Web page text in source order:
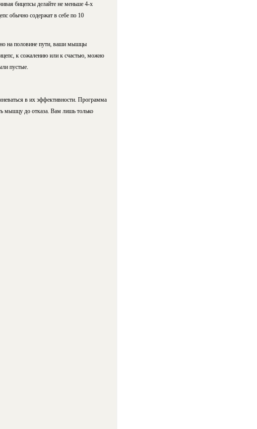
бицепсы делайте не меньше 4-х
обычно содержат в себе по 10
на половине пути, ваши мышцы
к сожалению или к счастью, можно
пустые.
в их эффективности. Программа
мышцу до отказа. Вам лишь только